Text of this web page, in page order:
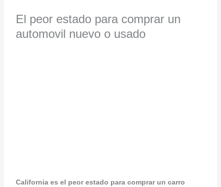
El peor estado para comprar un
automovil nuevo o usado
California es el peor estado para comprar un carro